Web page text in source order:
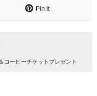
Pin it
コーヒーチケットプレゼント